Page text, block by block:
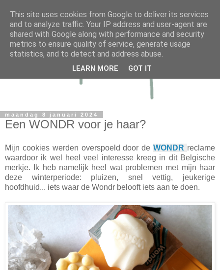
maandag 8 januari 2024
Een WONDR voor je haar?
Mijn cookies werden overspoeld door deWONDR reclame
waardoor ik wel heel veel interesse kreeg in dit Belgische
merkje. Ik heb namelijk heel wat problemen met mijn haar
deze winterperiode: pluizen, snel vettig, jeukerige
hoofdhuid... iets waar de Wondr belooft iets aan te doen.
This site uses cookies from Google to deliver its services
and to analyze traffic. Your IP address and user-agent are
shared with Google along with performance and security
metrics to ensure quality of service, generate usage
statistics, and to detect and address abuse.
LEARN MORE GOT IT